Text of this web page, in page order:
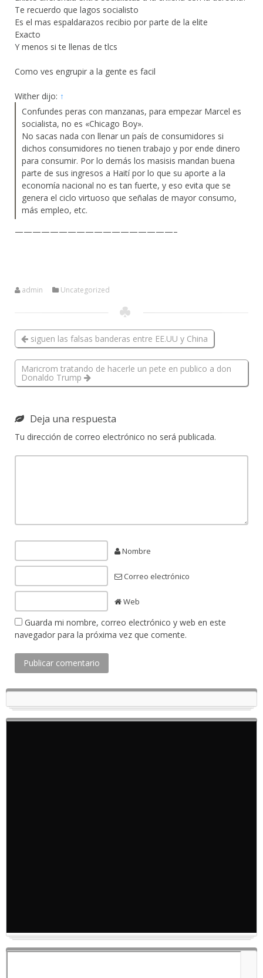
Te recuerdo que lagos socialisto
Es el mas espaldarazos recibio por parte de la elite
Exacto
Y menos si te llenas de tlcs
Como ves engrupir a la gente es facil
Wither dijo: ↑
Confundes peras con manzanas, para empezar Marcel es
socialista, no es «Chicago Boy».
No sacas nada con llenar un país de consumidores si
dichos consumidores no tienen trabajo y por ende dinero
para consumir. Por lo demás los masisis mandan buena
parte de sus ingresos a Haití por lo que su aporte a la
economía nacional no es tan fuerte, y eso evita que se
genera el ciclo virtuoso que señalas de mayor consumo,
más empleo, etc.
——————————————————–
admin Uncategorized
siguen las falsas banderas entre EE.UU y China
Maricrom tratando de hacerle un pete en publico a don
Donaldo Trump
Deja una respuesta
Tu dirección de correo electrónico no será publicada.
Nombre
Correo electrónico
Web
Guarda mi nombre, correo electrónico y web en este
navegador para la próxima vez que comente.